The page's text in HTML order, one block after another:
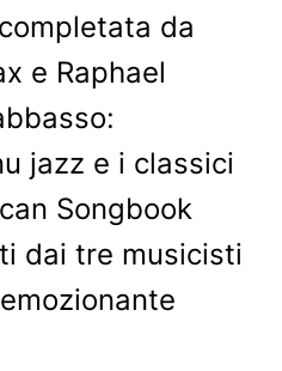
da
e Raphael
jazz e i classici
Songbook
dai tre musicisti